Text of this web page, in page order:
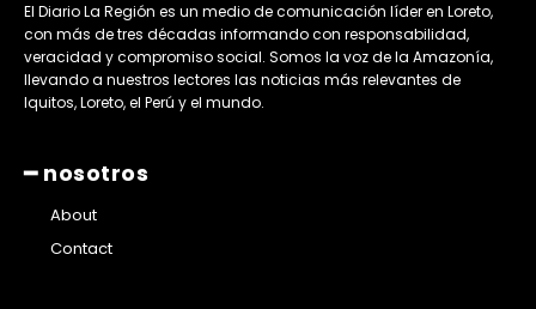
El Diario La Región es un medio de comunicación líder en Loreto,
con más de tres décadas informando con responsabilidad,
veracidad y compromiso social. Somos la voz de la Amazonía,
llevando a nuestros lectores las noticias más relevantes de
Iquitos, Loreto, el Perú y el mundo.
━ nosotros
About
Contact